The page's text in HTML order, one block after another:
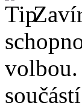
volbou.